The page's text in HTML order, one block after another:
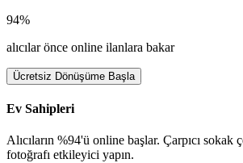
94%
alıcılar önce online ilanlara bakar
Ücretsiz Dönüşüme Başla
Ev Sahipleri
Alıcıların %94'ü online başlar. Çarpıcı
fotoğrafı etkileyici yapın.